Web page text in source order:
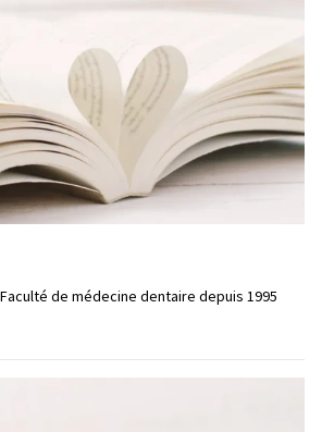
de médecine dentaire depuis 1995